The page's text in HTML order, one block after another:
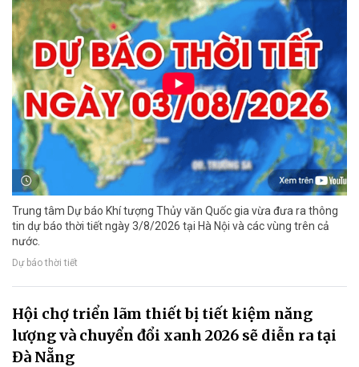
Trung tâm Dự báo Khí tượng Thủy văn Quốc gia vừa đưa ra thông
tin dự báo thời tiết ngày 3/8/2026 tại Hà Nội và các vùng trên cả
nước.
Dự báo thời tiết
Hội chợ triển lãm thiết bị tiết kiệm năng
lượng và chuyển đổi xanh 2026 sẽ diễn ra tại
Đà Nẵng